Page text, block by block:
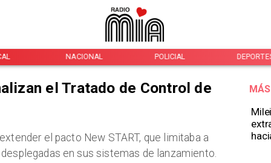
NACIONAL POLICIAL
el Tratado de Control de
el pacto New START, que limitaba a
en sus sistemas de lanzamiento.